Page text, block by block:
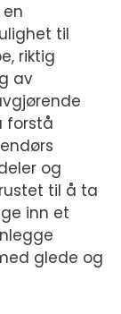
til
riktig
av
forstå
og
til å ta
inn et
glede og